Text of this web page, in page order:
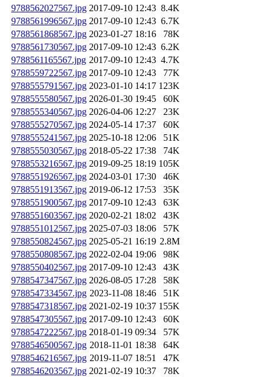
9788562027567.jpg 2017-09-10 12:43 8.4K
9788561996567.jpg 2017-09-10 12:43 6.7K
9788561868567.jpg 2023-01-27 18:16
78K
9788561730567.jpg 2017-09-10 12:43 6.2K
9788561165567.jpg 2017-09-10 12:43 4.7K
9788559722567.jpg 2017-09-10 12:43
77K
9788555791567.jpg 2023-01-10 14:17 123K
9788555580567.jpg 2026-01-30 19:45
60K
9788555340567.jpg 2026-04-06 12:27
23K
9788555270567.jpg 2024-05-14 17:37
60K
9788555241567.jpg 2025-10-18 12:06
51K
9788555030567.jpg 2018-05-22 17:38
74K
9788553216567.jpg 2019-09-25 18:19 105K
9788551926567.jpg 2024-03-01 17:30
46K
9788551913567.jpg 2019-06-12 17:53
35K
9788551900567.jpg 2017-09-10 12:43
63K
9788551603567.jpg 2020-02-21 18:02
43K
9788551012567.jpg 2025-07-03 18:06
57K
9788550824567.jpg 2025-05-21 16:19 2.8M
9788550808567.jpg 2022-02-04 19:06
98K
9788550402567.jpg 2017-09-10 12:43
43K
9788547347567.jpg 2026-08-05 17:28
58K
9788547334567.jpg 2023-11-08 18:46
51K
9788547318567.jpg 2021-02-19 10:37 155K
9788547305567.jpg 2017-09-10 12:43
60K
9788547222567.jpg 2018-01-19 09:34
57K
9788546500567.jpg 2018-11-01 18:38
64K
9788546216567.jpg 2019-11-07 18:51
47K
9788546203567.jpg 2021-02-19 10:37
78K